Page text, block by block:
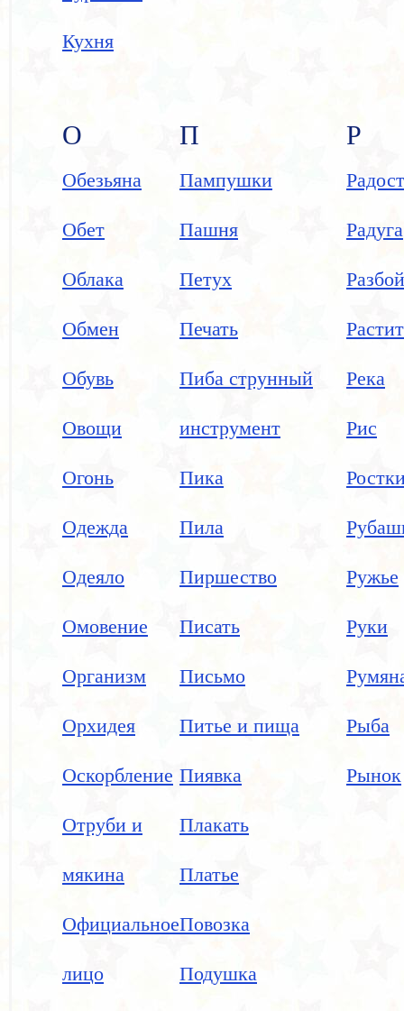
Кухня
О
Обезьяна
Обет
Облака
Обмен
Обувь
Овощи
Огонь
Одежда
Одеяло
Омовение
Организм
Орхидея
Оскорбление
Отруби и
мякина
Официальное
лицо
П
Пампушки
Пашня
Петух
Печать
Пиба струнный
инструмент
Пика
Пила
Пиршество
Писать
Письмо
Питье и пища
Пиявка
Плакать
Платье
Повозка
Подушка
Р
Радуга
Река
Рис
Ружье
Руки
Рыба
Рынок